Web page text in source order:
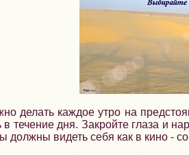
делать каждое утро на
течение дня. Закройте глаза и
должны видеть себя как в кино -